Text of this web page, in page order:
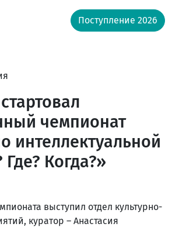
Поступление 2026
чемпионат
интеллектуальной
Где? Когда?»
выступил отдел культурно-
куратор – Анастасия